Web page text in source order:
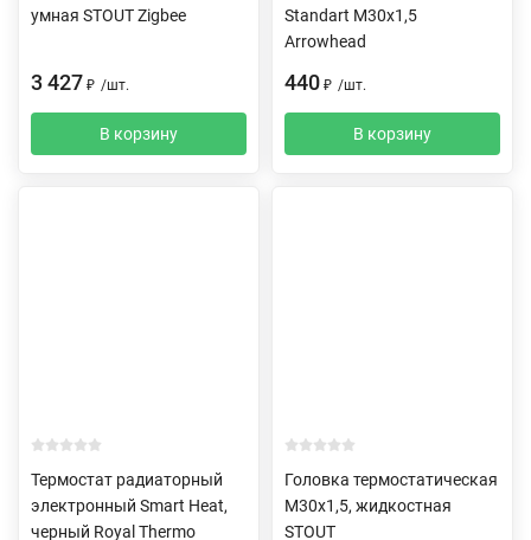
умная STOUT Zigbee
3 427 ₽ /шт.
В корзину
Standart M30х1,5
Arrowhead
440 ₽ /шт.
В корзину
Термостат радиаторный
электронный Smart Heat,
черный Royal Thermo
Головка термостатическая
M30х1,5, жидкостная
STOUT